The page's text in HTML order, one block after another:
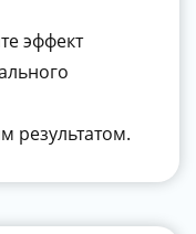
эффект
результатом.